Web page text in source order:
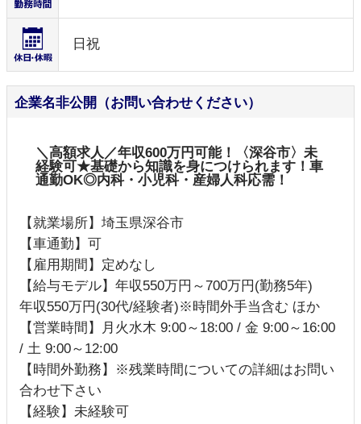
日祝
企業名非公開（お問い合わせください）
＼高額求人／年収600万円可能！〈深谷市〉未
経験可★基礎から知識を身につけられます！車
通勤OK◎内科・小児科・産婦人科応需！
【就業場所】埼玉県深谷市
【車通勤】可
【雇用期間】定めなし
【給与モデル】年収550万円～700万円(勤務5年)
年収550万円(30代/経験者)※時間外手当含む ほか
【営業時間】月火水木 9:00～18:00 / 金 9:00～16:00
/ 土 9:00～12:00
【時間外勤務】※残業時間についての詳細はお問い
合わせ下さい
【経験】未経験可